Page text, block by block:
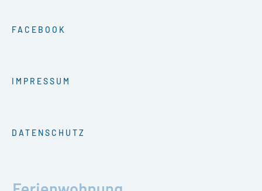
FACEBOOK
IMPRESSUM
DATENSCHUTZ